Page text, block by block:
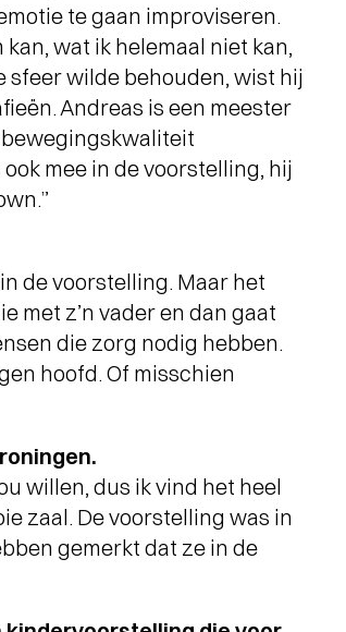
wereld vol geweld
te gaan improviseren.
wat ik helemaal niet kan,
sfeer wilde behouden, wist hij
Andreas is een meester
mee in de voorstelling, hij
de voorstelling. Maar het
met z’n vader en dan gaat
die zorg nodig hebben.
hoofd. Of misschien
willen, dus ik vind het heel
zaal. De voorstelling was in
gemerkt dat ze in de